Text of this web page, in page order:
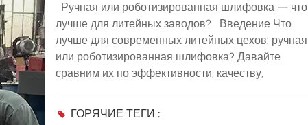
Ручная или роботизированная шлифовка — что
лучше для литейных заводов? Введение Что
лучше для современных литейных цехов: ручная
или роботизированная шлифовка? Давайте
сравним их по эффективности, качеству,
Измерение Ручная шлифовка Шлифовальный
ГОРЯЧИЕ ТЕГИ :